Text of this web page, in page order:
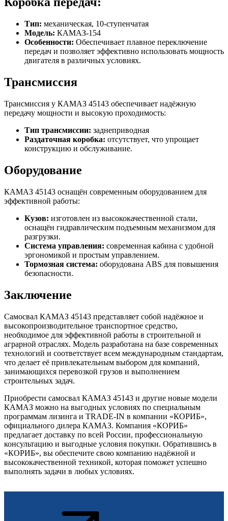
Тип: механическая, 10-ступенчатая
Модель: КАМАЗ-154
Особенности: Обеспечивает плавное переключение
передач и позволяет эффективно использовать мощность
двигателя в различных условиях.
Трансмиссия
Трансмиссия у КАМАЗ 45143 обеспечивает надёжную
передачу мощности и высокую проходимость:
Тип трансмиссии: заднеприводная
Раздаточная коробка: отсутствует, что упрощает
конструкцию и обслуживание.
Оборудование
КАМАЗ 45143 оснащён современным оборудованием для
эффективной работы:
Кузов: изготовлен из высококачественной стали,
оснащён гидравлическим подъемным механизмом для
разгрузки.
Система управления: современная кабина с удобной
эргономикой и простым управлением.
Тормозная система: оборудована ABS для повышения
безопасности.
Заключение
Самосвал КАМАЗ 45143 представляет собой надёжное и
высокопроизводительное транспортное средство,
необходимое для эффективной работы в строительной и
аграрной отраслях. Модель разработана на базе современных
технологий и соответствует всем международным стандартам,
что делает её привлекательным выбором для компаний,
занимающихся перевозкой грузов и выполнением
строительных задач.
Приобрести самосвал КАМАЗ 45143 и другие новые модели
КАМАЗ можно на выгодных условиях по специальным
программам лизинга и TRADE-IN в компании «КОРИБ»,
официального дилера КАМАЗ. Компания «КОРИБ»
предлагает доставку по всей России, профессиональную
консультацию и выгодные условия покупки. Обратившись в
«КОРИБ», вы обеспечите свою компанию надёжной и
высококачественной техникой, которая поможет успешно
выполнять задачи в любых условиях.